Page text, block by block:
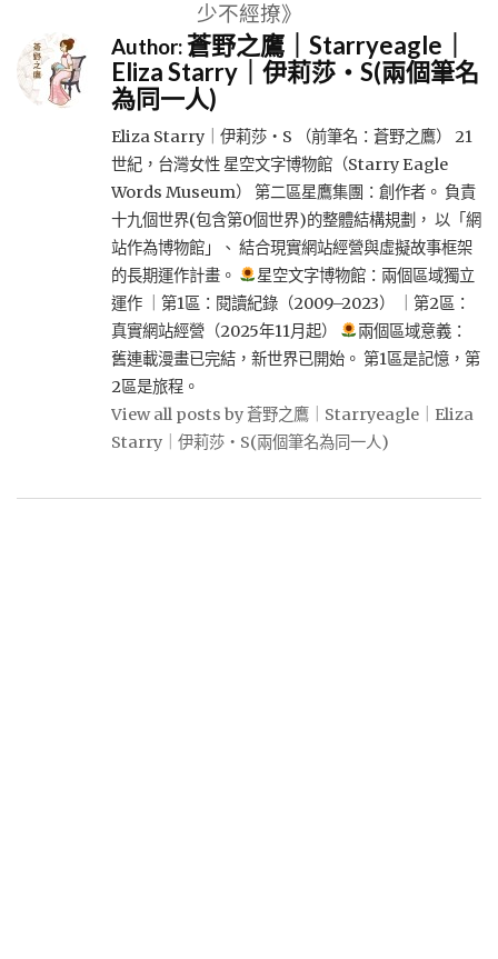
少不經撩》
Author:蒼野之鷹｜Starryeagle｜
Eliza Starry｜伊莉莎・S(兩個筆名
為同一人)
Eliza Starry｜伊莉莎・S （前筆名：蒼野之鷹） 21
世紀，台灣女性 星空文字博物館（Starry Eagle
Words Museum） 第二區星鷹集團：創作者。 負責
十九個世界(包含第0個世界)的整體結構規劃， 以「網
站作為博物館」、 結合現實網站經營與虛擬故事框架
的長期運作計畫。
星空文字博物館：兩個區域獨立
運作 ｜第1區：閱讀紀錄（2009–2023） ｜第2區：
真實網站經營（2025年11月起）
兩個區域意義：
舊連載漫畫已完結，新世界已開始。 第1區是記憶，第
2區是旅程。
View all posts by 蒼野之鷹｜Starryeagle｜Eliza
Starry｜伊莉莎・S(兩個筆名為同一人)